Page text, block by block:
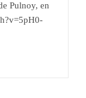
Pulnoy, en